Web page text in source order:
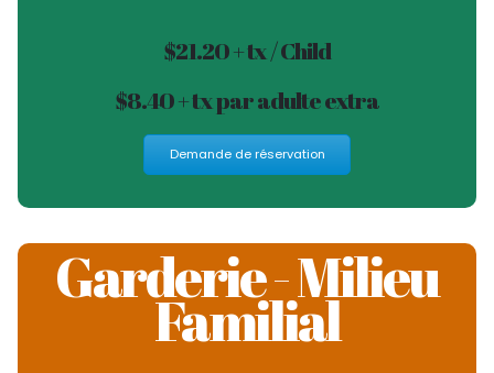
$21.20 + tx / Child
$8.40 + tx par adulte extra
Demande de réservation
Garderie - Milieu
Familial